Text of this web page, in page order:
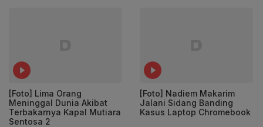
[Foto] Lima Orang
Meninggal Dunia Akibat
Terbakarnya Kapal Mutiara
Sentosa 2
[Foto] Nadiem Makarim
Jalani Sidang Banding
Kasus Laptop Chromebook